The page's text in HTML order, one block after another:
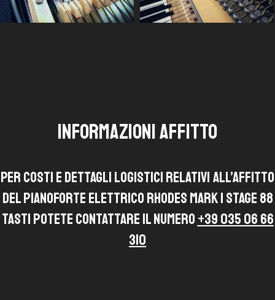
INFORMAZIONI AFFITTO
Per costi e dettagli logistici relativi all’affitto
del pianoforte elettrico Rhodes Mark 1 Stage 88
tasti potete contattare il numero +39 035 06 66
310